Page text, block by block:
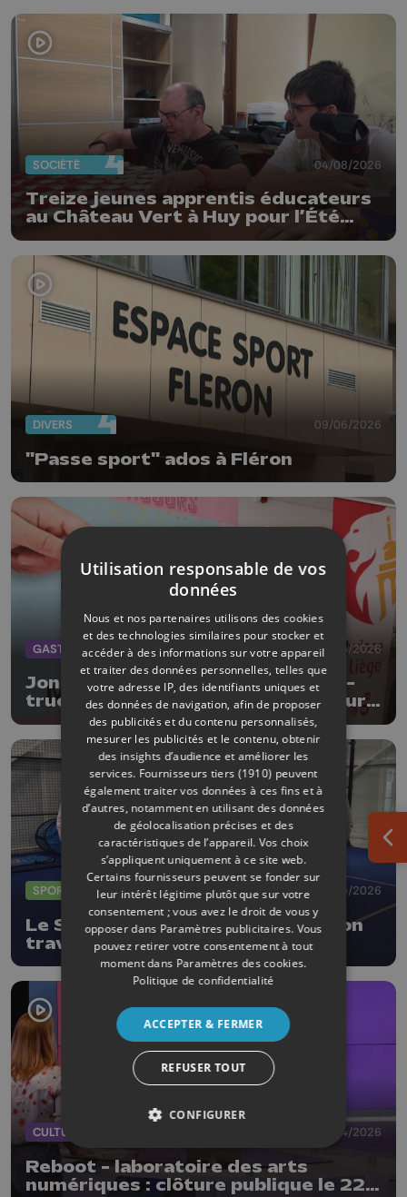
SOCIÉTÉ 04/08/2026
Treize jeunes apprentis éducateurs
au Château Vert à Huy pour l’Été
DIVERS 09/06/2026
"Passe sport" ados à Fléron
GASTRONOMIE 20/05/2026
Jonathan Morabito avec son food-
truck John John devient le meilleur
glacier de la province de Liège
SPORTS 04/05/2026
Le Squash22 récompensé pour son
travail avec les jeunes en padel
CULTURE 18/04/2026
Reboot - laboratoire des arts
numériques : clôture publique le 22
Utilisation responsable de vos
données
Nous et nos partenaires utilisons des cookies
et des technologies similaires pour stocker et
accéder à des informations sur votre appareil
et traiter des données personnelles, telles que
votre adresse IP, des identifiants uniques et
des données de navigation, afin de proposer
des publicités et du contenu personnalisés,
mesurer les publicités et le contenu, obtenir
des insights d’audience et améliorer les
services. Fournisseurs tiers (1910) peuvent
également traiter vos données à ces fins et à
d’autres, notamment en utilisant des données
de géolocalisation précises et des
caractéristiques de l’appareil. Vos choix
s’appliquent uniquement à ce site web.
Certains fournisseurs peuvent se fonder sur
leur intérêt légitime plutôt que sur votre
consentement ; vous avez le droit de vous y
opposer dans Paramètres publicitaires. Vous
pouvez retirer votre consentement à tout
moment dans Paramètres des cookies.
Politique de confidentialité
ACCEPTER & FERMER
REFUSER TOUT
CONFIGURER